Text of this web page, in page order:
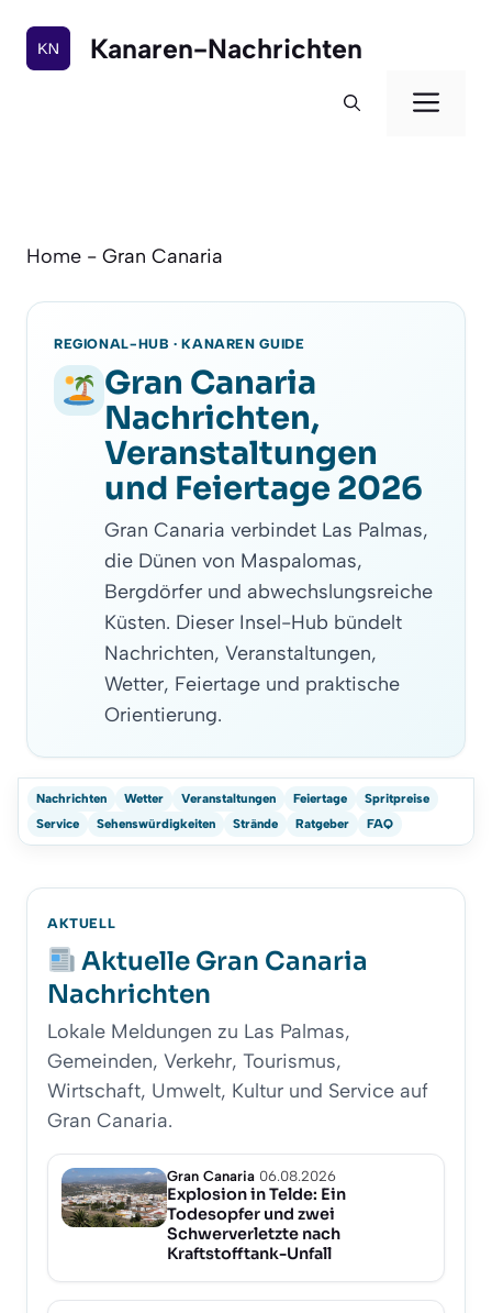
Inhalt
springen
Kanaren-Nachrichten
Home - Gran Canaria
REGIONAL-HUB · KANAREN GUIDE
Gran Canaria
Nachrichten,
Veranstaltungen
und Feiertage 2026
Gran Canaria verbindet Las Palmas,
die Dünen von Maspalomas,
Bergdörfer und abwechslungsreiche
Küsten. Dieser Insel-Hub bündelt
Nachrichten, Veranstaltungen,
Wetter, Feiertage und praktische
Orientierung.
Nachrichten Wetter Veranstaltungen Feiertage
Spritpreise
Service
Sehenswürdigkeiten Strände Ratgeber FAQ
AKTUELL
Aktuelle Gran Canaria
Nachrichten
Lokale Meldungen zu Las Palmas,
Gemeinden, Verkehr, Tourismus,
Wirtschaft, Umwelt, Kultur und Service auf
Gran Canaria.
Gran Canaria 06.08.2026
Explosion in Telde: Ein
Todesopfer und zwei
Schwerverletzte nach
Kraftstofftank-Unfall